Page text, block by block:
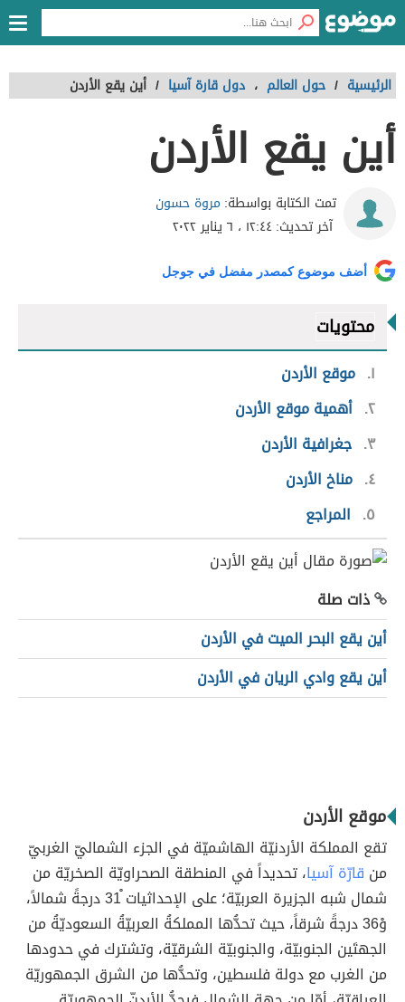
الرئيسية / حول العالم ، دول قارة آسيا / أين يقع الأردن
أين يقع الأردن
تمت الكتابة بواسطة: مروة حسون
آخر تحديث:١٢:٤٤ ، ٦ يناير ٢٠٢٢
أضف موضوع كمصدر مفضل في جوجل
محتويات
١ موقع الأردن
٢ أهمية موقع الأردن
٣ جغرافية الأردن
٤ مناخ الأردن
٥
المراجع
ذات صلة
أين يقع البحر الميت في الأردن
أين يقع وادي الريان في الأردن
موقع الأردن
تقع المملكة الأردنيّة الهاشميّة في الجزء الشماليّ الغربيّ
من قارّة آسيا، تحديداً في المنطقة الصحراويّة الصخريّة من
شمال شبه الجزيرة العربيّة؛ على الإحداثيات ْ31 درجةً شمالاً،
وْ36 درجةً شرقاً، حيث تحدُّها المملكةُ العربيّةُ السعوديّةُ من
الجهتَين الجنوبيّة، والجنوبيّة الشرقيّة، وتشترك في حدودها
من الغرب مع دولة فلسطين، وتحدُّها من الشرق الجمهوريّة